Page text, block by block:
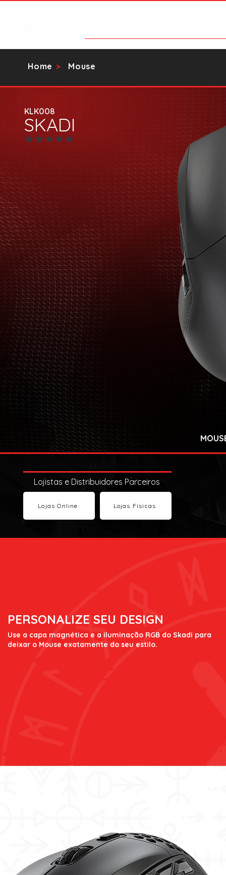
>
Home Mouse
SKADI
Ainda sem avaliações
KLK008
Lojistas e Distribuidores Parceiros
Lojas Online Lojas Físicas
PERSONALIZE SEU DESIGN
Use a capa magnética e a iluminação RGB do Skadi para
deixar o Mouse exatamente do seu estilo.